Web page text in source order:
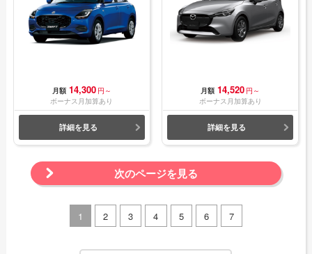
月額 14,300 円～
ボーナス月加算あり
詳細を見る
月額 14,520 円～
ボーナス月加算あり
詳細を見る
次のページを見る
1 2 3 4 5 6 7